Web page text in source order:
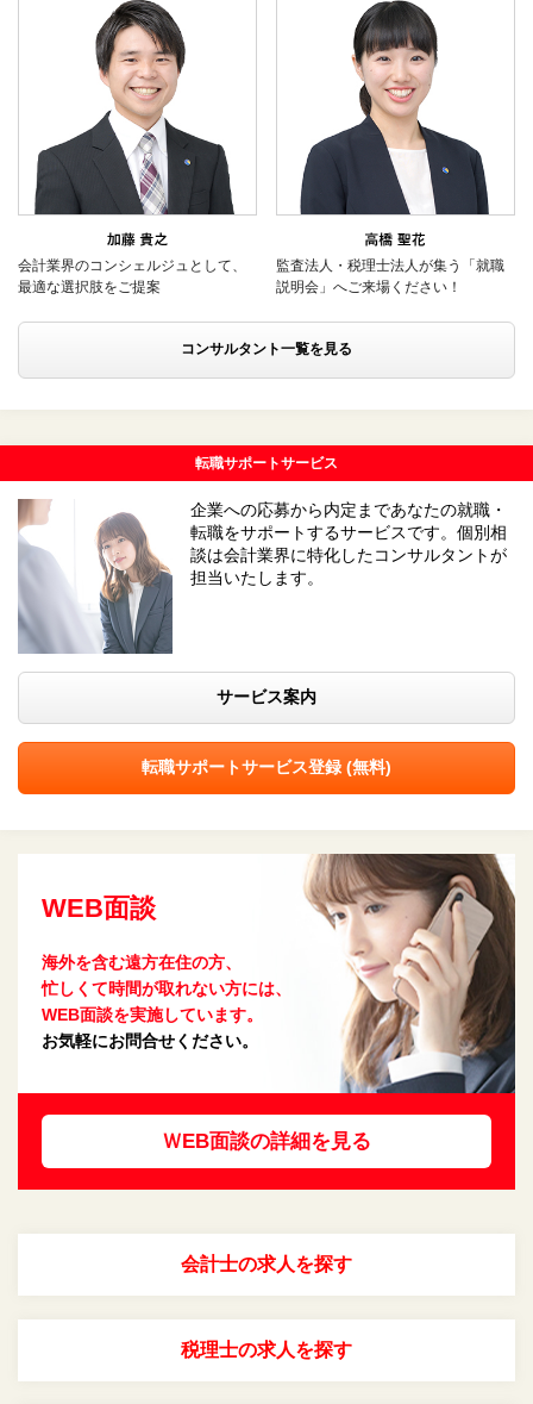
会計業界のコンシェルジュとして、
最適な選択肢をご提案
監査法人・税理士法人が集う「就職
説明会」へご来場ください！
コンサルタント一覧を見る
転職サポートサービス
企業への応募から内定まであなたの就職・
転職をサポートするサービスです。個別相
談は会計業界に特化したコンサルタントが
担当いたします。
サービス案内
転職サポートサービス登録 (無料)
WEB面談
海外を含む遠方在住の方、
忙しくて時間が取れない方には、
WEB面談を実施しています。
お気軽にお問合せください。
ＷEB面談の詳細を見る
会計士の求人を探す
税理士の求人を探す